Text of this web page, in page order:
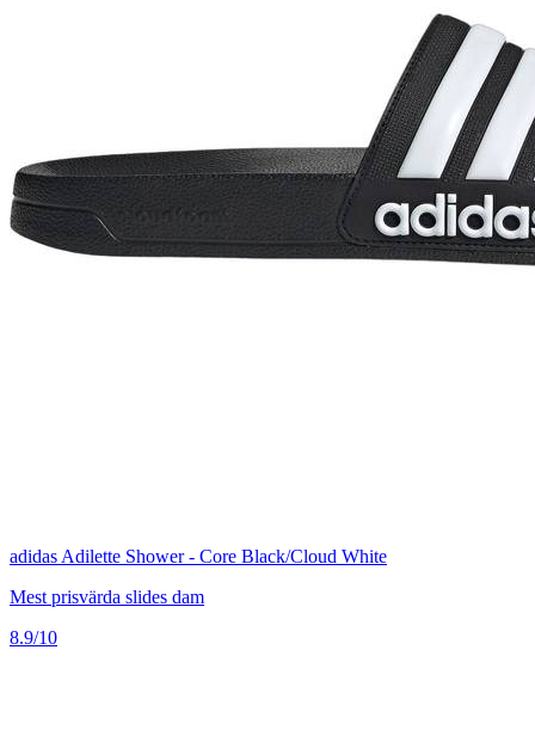
adidas Adilette Shower - Core Black/Cloud White
Mest prisvärda slides dam
8.9/10